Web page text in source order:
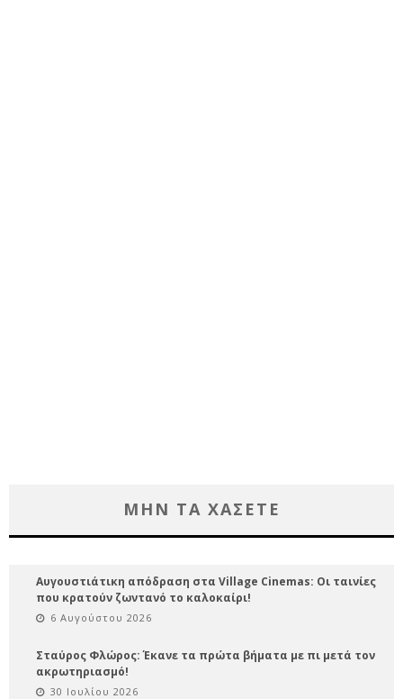
ΜΗΝ ΤΑ ΧΑΣΕΤΕ
Αυγουστιάτικη απόδραση στα Village Cinemas: Οι ταινίες
που κρατούν ζωντανό το καλοκαίρι!
6 Αυγούστου 2026
Σταύρος Φλώρος: Έκανε τα πρώτα βήματα με πι μετά τον
ακρωτηριασμό!
30 Ιουλίου 2026